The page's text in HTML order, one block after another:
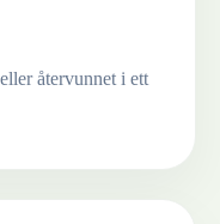
återvunnet i ett